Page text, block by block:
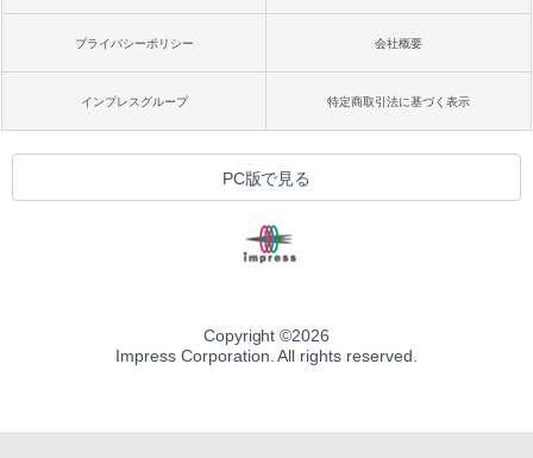
プライバシーポリシー 会社概要
インプレスグループ 特定商取引法に基づく表示
PC版で見る
Copyright ©2026
Impress Corporation. All rights reserved.